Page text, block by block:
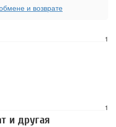
1
и возврате
1
и другая